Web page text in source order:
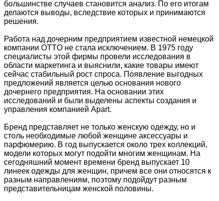
большинстве случаев становится анализ. По его итогам
делаются выводы, вследствие которых и принимаются
решения.
Работа над дочерним предприятием известной немецкой
компании OTTO не стала исключением. В 1975 году
специалисты этой фирмы провели исследования в
области маркетинга и выяснили, какие товары имеют
сейчас стабильный рост спроса. Появление выгодных
предложений является целью основания нового
дочернего предприятия. На основании этих
исследований и были выделены аспекты создания и
управления компанией Apart.
Бренд представляет не только женскую одежду, но и
столь необходимые любой женщине аксессуары и
парфюмерию. В год выпускается около трех коллекций,
модели которых могут подойти многим женщинам. На
сегодняшний момент времени бренд выпускает 10
линеек одежды для женщин, причем все они относятся к
разным направлениям, поэтому подойдут разным
представительницам женской половины.